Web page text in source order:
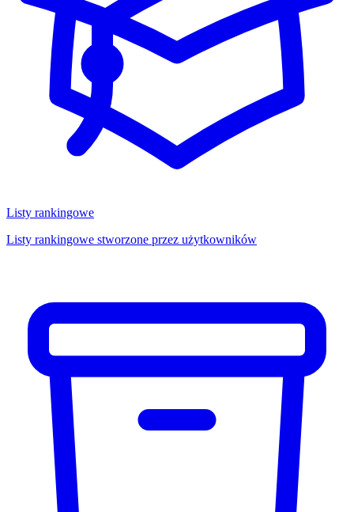
Listy rankingowe
Listy rankingowe stworzone przez użytkowników